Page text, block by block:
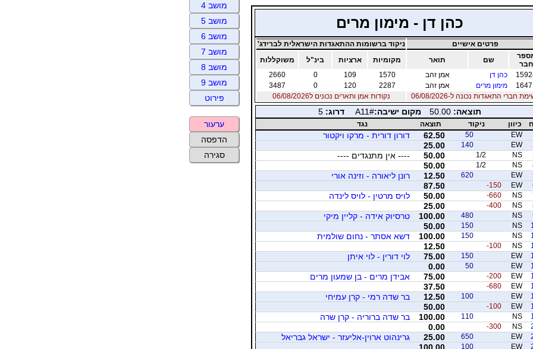
כהן דן - מימון מרים
פרטים אישיים
ניקוד ברשומות ההתאגדות הישראלית לברידג'
חבר
שם תואר מקומיות ארציות בינ"ל
משוקללות
כהן דן אמן זהב 1570
109
0
2660
מימון מרים אמן זהב 2287
120
0
3487
חברי התאגדות נכונה ל-06/08/2026
נקודות אמן ותארים נכונים ל06/08/2026
תוצאה: 50.00 מקום ישיבה:A11# דרוג: 5
כיוון ניקוד תוצאה
נגד
EW
50
62.50 דורון דורית - מרקו ויקטור
EW
140
25.00
NS
1/2
50.00 ---- אין מתנגדים ----
NS
1/2
50.00
EW
620
12.50 רונן ליאורה - וזינה אורי
EW
-150
87.50
NS
-660
50.00 לויס מרטין - לויס לינדה
NS
-400
25.00
NS
480
100.00 טרסיוק אידה - קליין מיקי
NS
150
50.00
NS
150
100.00 דשא אסתר - נחום שולמית
NS
-100
12.50
EW
150
75.00 לוי דורין - לוי איתן
EW
50
0.00
EW
-200
75.00 אבידן מרים - בן שמעון מרים
EW
-680
37.50
EW
100
12.50 בר שדה רמי - קרן עמיחי
EW
-100
50.00
NS
110
100.00 בר שדה ברוריה - קרן שרה
NS
-300
0.00
EW
650
25.00 גרינהוט ארוין-אליעזר - ישראל גבריאל
EW
100
100.00
מושב 4
מושב 5
מושב 6
מושב 7
מושב 8
מושב 9
פירוט
ערעור
הדפסה
סגירה